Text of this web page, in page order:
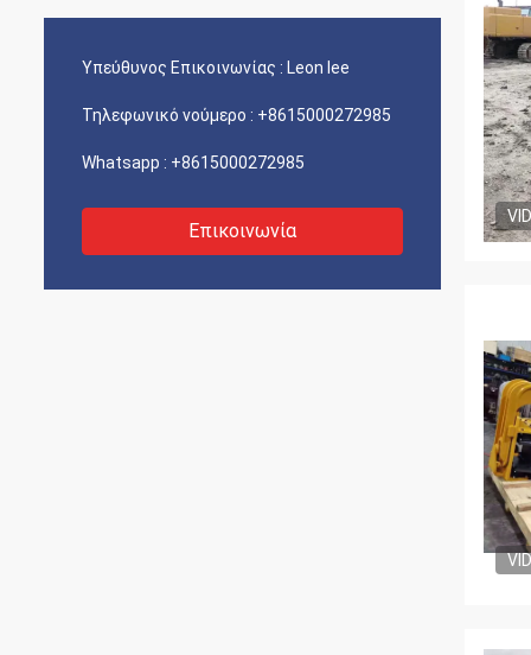
Υπεύθυνος Επικοινωνίας : Leon lee
Τηλεφωνικό νούμερο : +8615000272985
Whatsapp : +8615000272985
Επικοινωνία